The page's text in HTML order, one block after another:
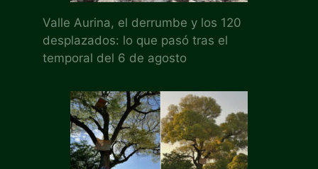
Valle Aurina, el derrumbe y los 120
desplazados: lo que pasó tras el
temporal del 6 de agosto